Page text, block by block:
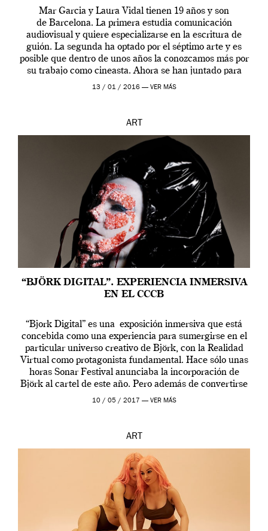
Mar Garcia y Laura Vidal tienen 19 años y son
de Barcelona. La primera estudia comunicación
audiovisual y quiere especializarse en la escritura de
guión. La segunda ha optado por el séptimo arte y es
posible que dentro de unos años la conozcamos más por
su trabajo como cineasta. Ahora se han juntado para
contarnos una […]
13 / 01 / 2016 — VER MÁS
ART
“BJÖRK DIGITAL”. EXPERIENCIA INMERSIVA
EN EL CCCB
“Bjork Digital” es una exposición inmersiva que está
concebida como una experiencia para sumergirse en el
particular universo creativo de Björk, con la Realidad
Virtual como protagonista fundamental. Hace sólo unas
horas Sonar Festival anunciaba la incorporación de
Björk al cartel de este año. Pero además de convertirse
en una de las actuaciones más relevantes […]
10 / 05 / 2017 — VER MÁS
ART